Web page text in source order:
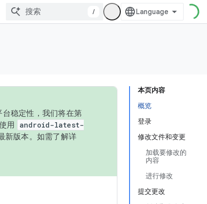
/
本页内容
概览
登录
修改文件和变更
加载要修改的
内容
进行修改
提交更改
稳定性，我们将在第
用
android-latest-
新版本。如需了解详